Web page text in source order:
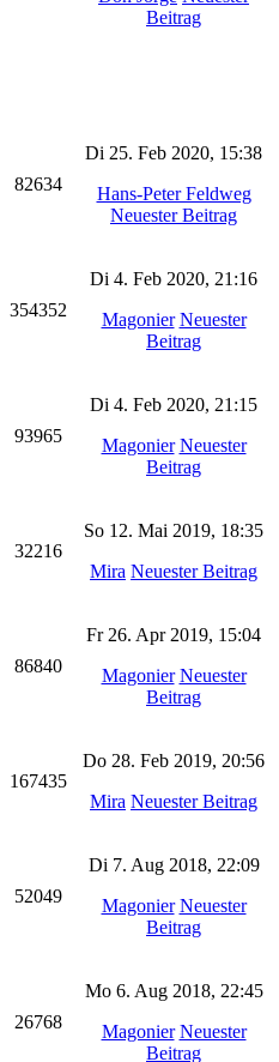
Beitrag
82634
Di 25. Feb 2020, 15:38
Hans-Peter Feldweg
Neuester Beitrag
354352
Di 4. Feb 2020, 21:16
Magonier Neuester
Beitrag
93965
Di 4. Feb 2020, 21:15
Magonier Neuester
Beitrag
32216
So 12. Mai 2019, 18:35
Mira Neuester Beitrag
86840
Fr 26. Apr 2019, 15:04
Magonier Neuester
Beitrag
167435
Do 28. Feb 2019, 20:56
Mira Neuester Beitrag
52049
Di 7. Aug 2018, 22:09
Magonier Neuester
Beitrag
26768
Mo 6. Aug 2018, 22:45
Magonier Neuester
Beitrag